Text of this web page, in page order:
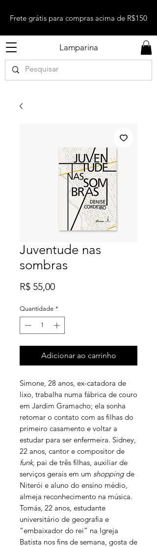
Lamparina
Frete grátis para compras acima de R$150
Juventude nas
sombras
R$ 55,00Preço
Quantidade *
Adicionar ao carrinho
Simone, 28 anos, ex-catadora de
lixo, trabalha numa fábrica de couro
em Jardim Gramacho; ela sonha
retomar o contato com as filhas do
primeiro casamento e voltar a
estudar para ser enfermeira. Sidney,
22 anos, cantor e compositor de
funk, pai de três filhas, auxiliar de
serviços gerais em um shopping de
Niterói e aluno do ensino médio,
almeja reconhecimento na música.
Tomás, 22 anos, estudante
universitário de geografia e
“embaixador do rei” na Igreja
Batista nos fins de semana, gosta de